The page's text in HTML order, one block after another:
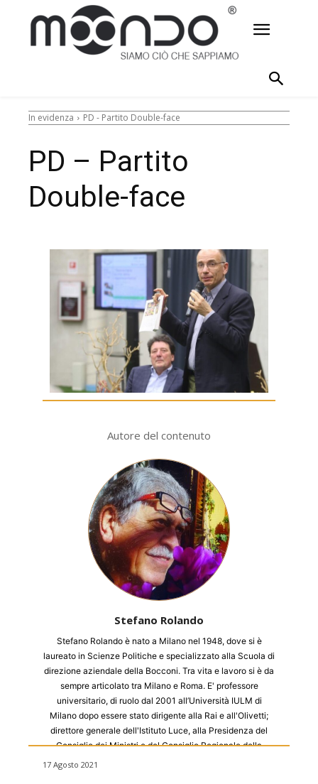
In evidenza PD - Partito Double-face
PD – Partito
Double-face
Autore del contenuto
Stefano Rolando
Stefano Rolando è nato a Milano nel 1948, dove si è
laureato in Scienze Politiche e specializzato alla Scuola di
direzione aziendale della Bocconi. Tra vita e lavoro si è da
sempre articolato tra Milano e Roma. E' professore
universitario, di ruolo dal 2001 all’Università IULM di
Milano dopo essere stato dirigente alla Rai e all'Olivetti;
direttore generale dell'Istituto Luce, alla Presidenza del
Consiglio dei Ministri e del Consiglio Regionale della
Lombardia. Insegna Comunicazione pubblica e politica e
17 Agosto 2021